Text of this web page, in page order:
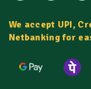
We accept UPI,
Netbanking for